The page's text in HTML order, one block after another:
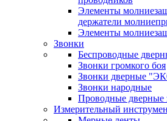
Элементы
держатели
Элементы
Звонки
Беспроводные
Звонки громкого боя
Звонки дверные
Звонки народные
Проводные дверные
Измерительный